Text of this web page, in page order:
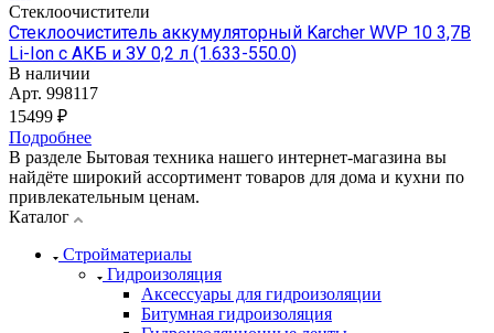
Стеклоочистители
Стеклоочиститель аккумуляторный Karcher WVP 10 3,7В
Li-Ion с АКБ и ЗУ 0,2 л (1.633-550.0)
В наличии
Арт. 998117
15499 ₽
Подробнее
В разделе Бытовая техника нашего интернет-магазина вы
найдёте широкий ассортимент товаров для дома и кухни по
привлекательным ценам.
Каталог
Стройматериалы
Гидроизоляция
Аксессуары для гидроизоляции
Битумная гидроизоляция